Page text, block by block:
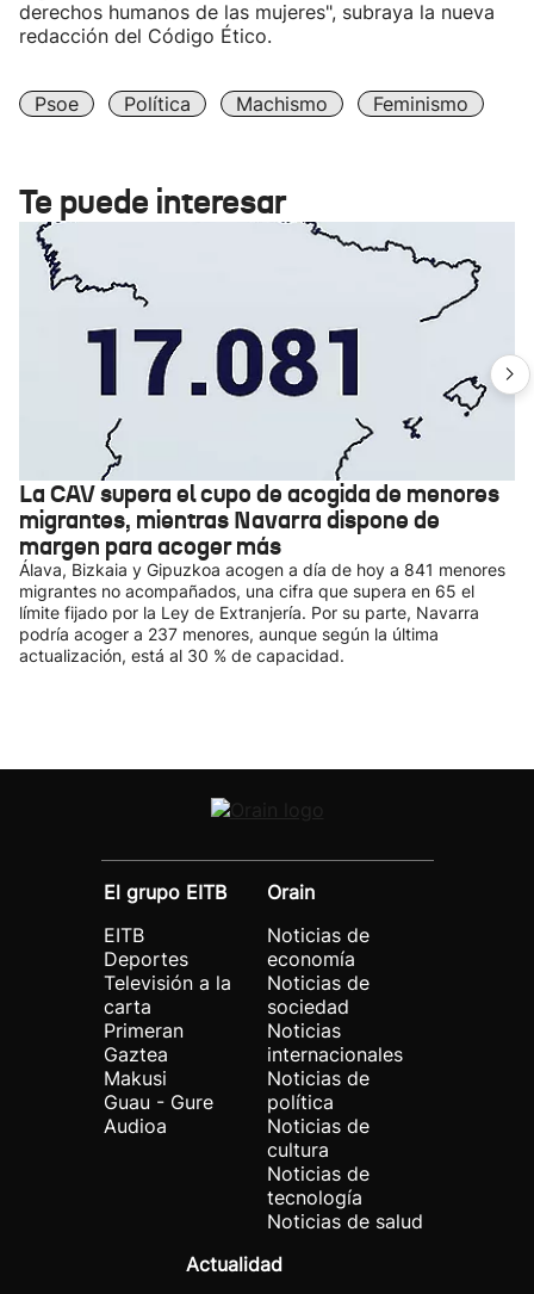
derechos humanos de las mujeres", subraya la nueva
redacción del Código Ético.
Psoe Política Machismo Feminismo
Te puede interesar
La CAV supera el cupo de acogida de menores
migrantes, mientras Navarra dispone de
margen para acoger más
Álava, Bizkaia y Gipuzkoa acogen a día de hoy a 841 menores
migrantes no acompañados, una cifra que supera en 65 el
límite fijado por la Ley de Extranjería. Por su parte, Navarra
podría acoger a 237 menores, aunque según la última
actualización, está al 30 % de capacidad.
El grupo EITB
EITB
Deportes
Televisión a la
carta
Primeran
Gaztea
Makusi
Guau - Gure
Audioa
Orain
Noticias de
economía
Noticias de
sociedad
Noticias
internacionales
Noticias de
política
Noticias de
cultura
Noticias de
tecnología
Noticias de salud
Actualidad